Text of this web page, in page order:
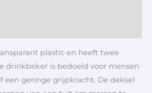
plastic en heeft twee
drinkbeker is bedoeld voor mensen
een geringe grijpkracht. De deksel